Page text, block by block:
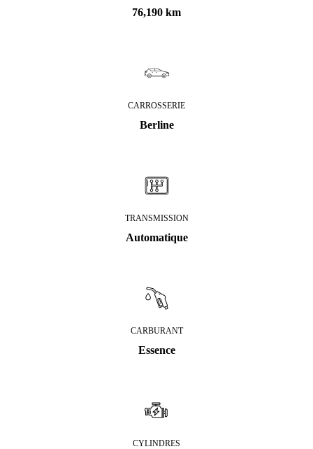
76,190 km
CARROSSERIE
Berline
TRANSMISSION
Automatique
CARBURANT
Essence
CYLINDRES